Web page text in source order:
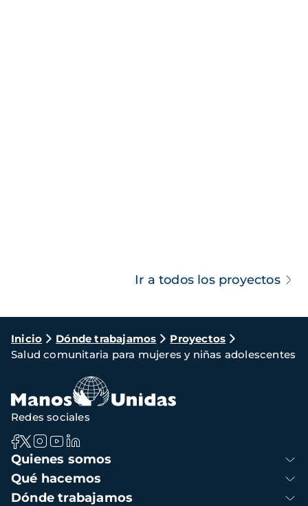
Ir a todos los proyectos
Ruta
de
navegación
Inicio Dónde trabajamos
Proyectos
Salud comunitaria para mujeres y niñas adolescentes
Navegación
principal
Quienes somos
Qué hacemos
Dónde trabajamos
Redes sociales